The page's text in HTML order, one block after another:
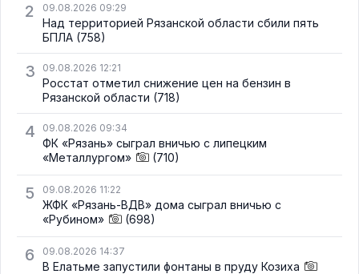
2 09.08.2026 09:29
Над территорией Рязанской области сбили пять
БПЛА (758)
3 09.08.2026 12:21
Росстат отметил снижение цен на бензин в
Рязанской области (718)
4 09.08.2026 09:34
ФК «Рязань» сыграл вничью с липецким
«Металлургом»
(710)
5 09.08.2026 11:22
ЖФК «Рязань-ВДВ» дома сыграл вничью с
«Рубином»
(698)
6 09.08.2026 14:37
В Елатьме запустили фонтаны в пруду Козиха